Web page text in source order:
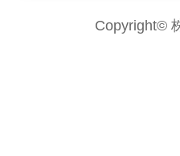
Copyright©